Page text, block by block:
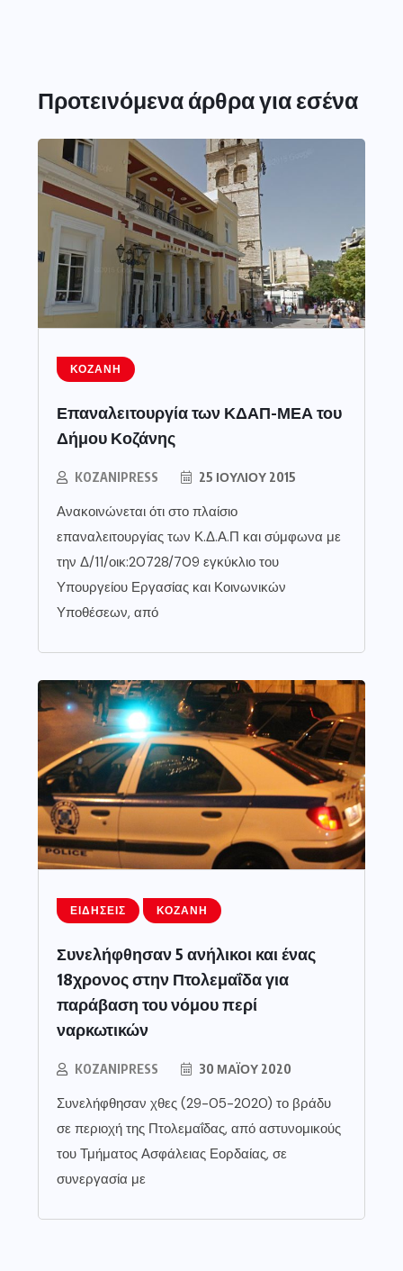
Προτεινόμενα άρθρα για εσένα
ΚΟΖΆΝΗ
Επαναλειτουργία των ΚΔΑΠ-ΜΕΑ του
Δήμου Κοζάνης
KOZANIPRESS 25 ΙΟΥΛΊΟΥ 2015
Ανακοινώνεται ότι στο πλαίσιο
επαναλειτουργίας των Κ.Δ.Α.Π και σύμφωνα με
την Δ/11/οικ:20728/709 εγκύκλιο του
Υπουργείου Εργασίας και Κοινωνικών
Υποθέσεων, από
ΕΙΔΉΣΕΙΣ ΚΟΖΆΝΗ
Συνελήφθησαν 5 ανήλικοι και ένας
18χρονος στην Πτολεμαΐδα για
παράβαση του νόμου περί
ναρκωτικών
KOZANIPRESS 30 ΜΑΪ́ΟΥ 2020
Συνελήφθησαν χθες (29-05-2020) το βράδυ
σε περιοχή της Πτολεμαΐδας, από αστυνομικούς
του Τμήματος Ασφάλειας Εορδαίας, σε
συνεργασία με